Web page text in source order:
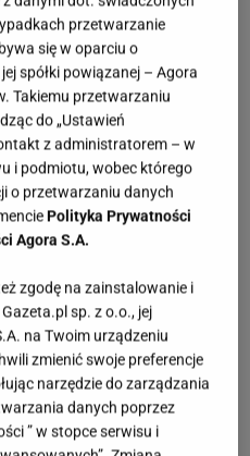
cenę złapać miękkie
dzbanki, w których
lampki. Te drobiazgi za
wygląd balkonu i
czasu na świeżym,
przetwarzanie
się w oparciu o
spółki powiązanej – Agora
Takiemu przetwarzaniu
do „Ustawień
z administratorem – w
i podmiotu, wobec którego
o przetwarzaniu danych
Polityka Prywatności
Agora S.A.
zgodę na zainstalowanie i
sp. z o.o., jej
na Twoim urządzeniu
zmienić swoje preferencje
narzędzie do zarządzania
danych poprzez
” w stopce serwisu i